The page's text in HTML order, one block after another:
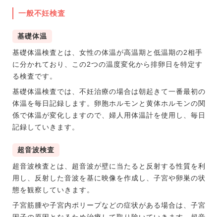
一般不妊検査
基礎体温
基礎体温検査とは、女性の体温が高温期と低温期の2相手
に分かれており、この2つの温度変化から排卵日を特定す
る検査です。
基礎体温検査では、不妊治療の場合は朝起きて一番最初の
体温を毎日記録します。卵胞ホルモンと黄体ホルモンの関
係で体温が変化しますので、婦人用体温計を使用し、毎日
記録していきます。
超音波検査
超音波検査とは、超音波が壁に当たると反射する性質を利
用し、反射した音波を基に映像を作成し、子宮や卵巣の状
態を観察していきます。
子宮筋腫や子宮内ポリープなどの症状がある場合は、子宮